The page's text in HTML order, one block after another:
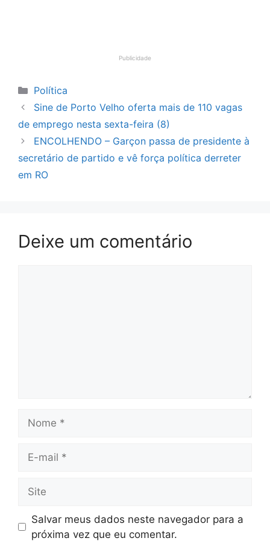
Publicidade
Categorias
Política
Sine de Porto Velho oferta mais de 110 vagas
de emprego nesta sexta-feira (8)
ENCOLHENDO – Garçon passa de presidente à
secretário de partido e vê força política derreter
em RO
Deixe um comentário
mail
Salvar meus dados neste navegador para a
próxima vez que eu comentar.